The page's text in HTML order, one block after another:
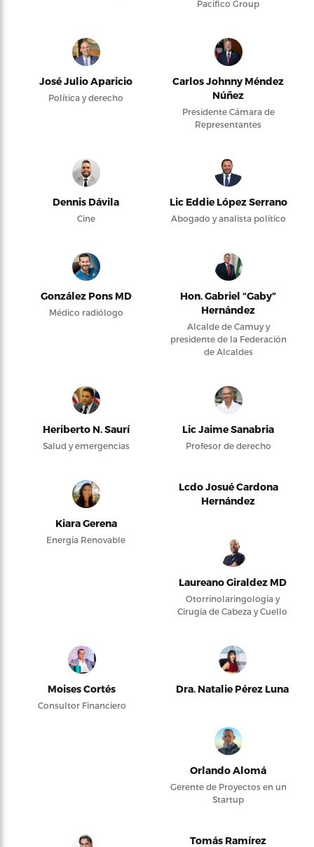
Pacifico Group
José Julio Aparicio
Política y derecho
Carlos Johnny Méndez
Núñez
Presidente Cámara de
Representantes
Dennis Dávila
Cine
Lic Eddie López Serrano
Abogado y analista político
González Pons MD
Médico radiólogo
Hon. Gabriel “Gaby”
Hernández
Alcalde de Camuy y
presidente de la Federación
de Alcaldes
Heriberto N. Saurí
Salud y emergencias
Lic Jaime Sanabria
Profesor de derecho
Kiara Gerena
Energía Renovable
Lcdo Josué Cardona
Hernández
Laureano Giraldez MD
Otorrinolaringología y
Cirugía de Cabeza y Cuello
Moises Cortés
Consultor Financiero
Dra. Natalie Pérez Luna
Orlando Alomá
Gerente de Proyectos en un
Startup
Tomás Ramírez